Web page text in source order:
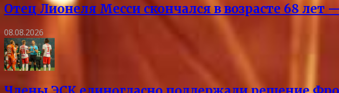
Отец Лионеля Месси скончался в возрасте 68
08.08.2026